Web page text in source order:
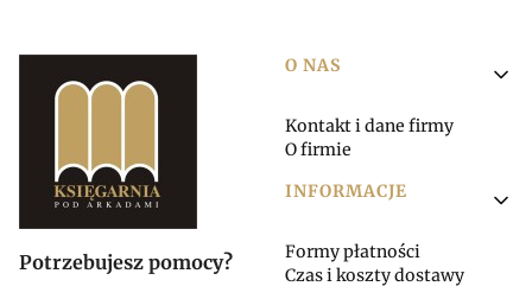
Potrzebujesz pomocy?
Linki w stopce
O NAS
Kontakt i dane firmy
O firmie
INFORMACJE
Formy płatności
Czas i koszty dostawy